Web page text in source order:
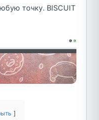
точку. BISCUIT